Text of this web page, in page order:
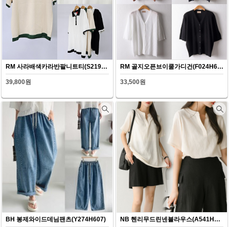
RM 사라배색카라반팔니트티(S219H607)
39,800원
RM 골지오픈브이쿨가디건(F024H607)
33,500원
BH 봉제와이드데님팬츠(Y274H607) NB 헨리무드린넨블라우스(A541H607)